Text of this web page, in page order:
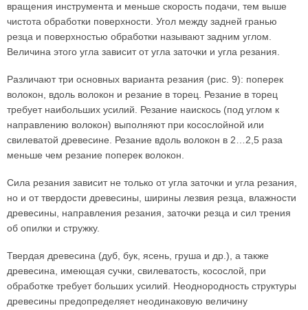
вращения инструмента и меньше скорость подачи, тем выше
чистота обработки поверхности. Угол между задней гранью
резца и поверхностью обработки называют задним углом.
Величина этого угла зависит от угла заточки и угла резания.
Различают три основных варианта резания (рис. 9): поперек
волокон, вдоль волокон и резание в торец. Резание в торец
требует наибольших усилий. Резание наискось (под углом к
направлению волокон) выполняют при косослойной или
свилеватой древесине. Резание вдоль волокон в 2…2,5 раза
меньше чем резание поперек волокон.
Сила резания зависит не только от угла заточки и угла резания,
но и от твердости древесины, ширины лезвия резца, влажности
древесины, направления резания, заточки резца и сил трения
об опилки и стружку.
Твердая древесина (дуб, бук, ясень, груша и др.), а также
древесина, имеющая сучки, свилеватость, косослой, при
обработке требует больших усилий. Неоднородность структуры
древесины предопределяет неодинаковую величину